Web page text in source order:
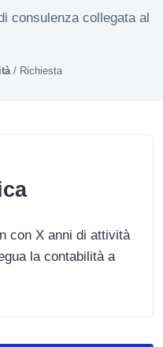
consulenza collegata al
/ Richiesta
con X anni di attività
la contabilità a